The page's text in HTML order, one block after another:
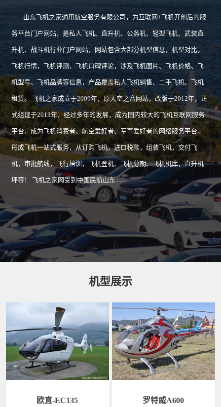
山东飞机之家通用航空服务有限公司，为互联网+飞机开创后的服
务平台门户网站，是私人飞机、直升机、公务机、轻型飞机、武装直
升机、战斗机行业门户网站，网站包含大部分机型信息，机型对比，
飞机行情，飞机评测，飞机口碑评论，涉及飞机图片、飞机价格、飞
机型号、飞机品牌等信息，产品覆盖私人飞机销售、二手飞机、飞机
租赁。 飞机之家成立于2009年，原天空之音网站，改版于2012年，正
式组建于2013年，经过多年的发展，成为国内较大的飞机互联网服务
平台，成为飞机消费者、航空爱好者、军事爱好者的网络服务平台，
形成飞机一站式服务，从订购飞机，进口税款，组装飞机，交付飞
机，审批航线，飞行培训，飞机登机、飞机分期、飞机机库，直升机
坪等！ 飞机之家网受到中国民航山东......
机型展示
欧直-EC135 罗特威A600